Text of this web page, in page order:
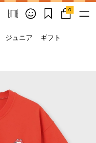
0
ジュニア ギフト